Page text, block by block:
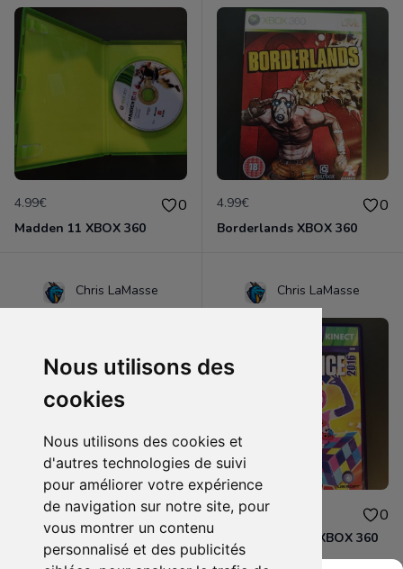
Nous utilisons des
cookies
Nous utilisons des cookies et
d'autres technologies de suivi
pour améliorer votre expérience
de navigation sur notre site, pour
vous montrer un contenu
personnalisé et des publicités
4.99€ 0
Madden 11 XBOX 360
4.99€ 0
Borderlands XBOX 360
Chris LaMasse
7.99€ 0
Assassin's Creed Rogue XBOX 360
Chris LaMasse
7.49€ 0
Just Dance 2016 XBOX 360